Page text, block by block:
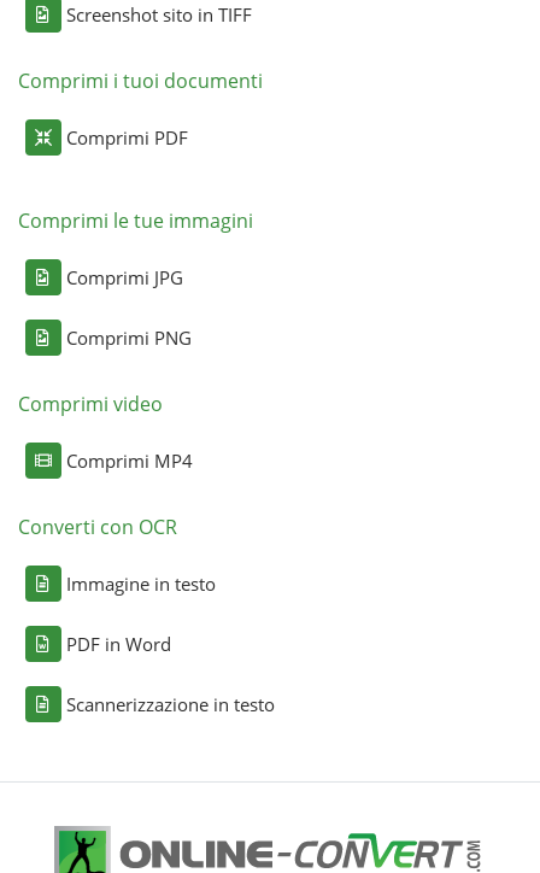
Screenshot sito in TIFF
Comprimi i tuoi documenti
Comprimi PDF
Comprimi le tue immagini
Comprimi JPG
Comprimi PNG
Comprimi video
Comprimi MP4
Converti con OCR
Immagine in testo
PDF in Word
Scannerizzazione in testo